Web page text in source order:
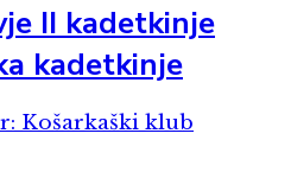
II kadetkinje
kadetkinje
Košarkaški klub